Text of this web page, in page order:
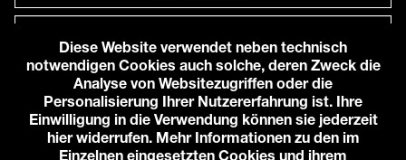
Anfahrt zu uns
© 2026 Karlstorbahnhof e.V.
Impressum
Diese Website verwendet neben technisch
notwendigen Cookies auch solche, deren Zweck die
Analyse von Websitezugriffen oder die
Personalisierung Ihrer Nutzererfahrung ist. Ihre
Einwilligung in die Verwendung können sie jederzeit
hier widerrufen. Mehr Informationen zu den im
Einzelnen eingesetzten Cookies und ihrem